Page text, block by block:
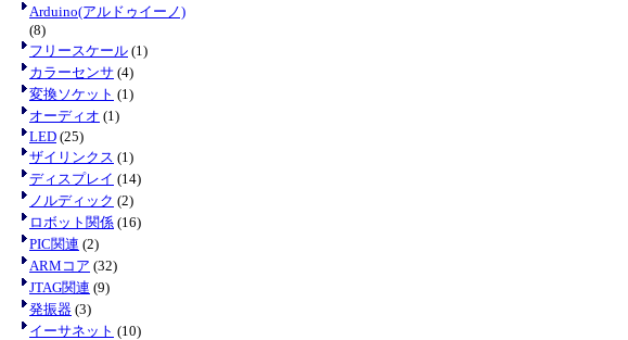
Arduino(アルドゥイーノ)
(8)
フリースケール (1)
カラーセンサ (4)
変換ソケット (1)
オーディオ (1)
LED (25)
ザイリンクス (1)
ディスプレイ (14)
ノルディック (2)
ロボット関係 (16)
PIC関連 (2)
ARMコア (32)
JTAG関連 (9)
発振器 (3)
イーサネット (10)